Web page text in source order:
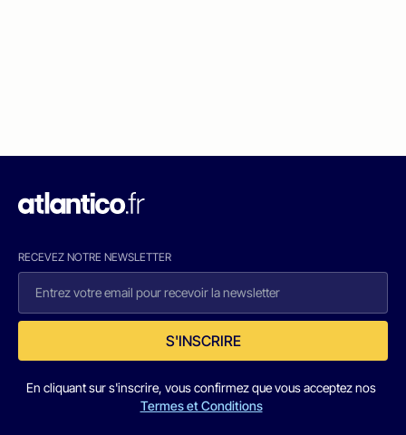
RECEVEZ NOTRE NEWSLETTER
S'INSCRIRE
En cliquant sur s'inscrire, vous confirmez que vous acceptez nos
Termes et Conditions